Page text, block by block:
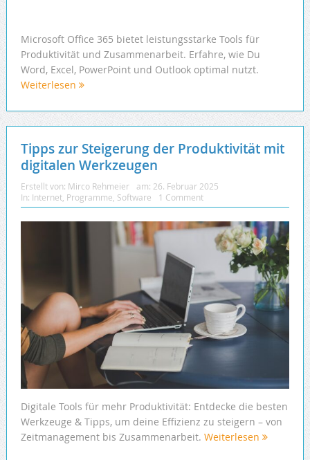
Microsoft Office 365 bietet leistungsstarke Tools für
Produktivität und Zusammenarbeit. Erfahre, wie Du
Word, Excel, PowerPoint und Outlook optimal nutzt.
Weiterlesen
Tipps zur Steigerung der Produktivität mit
digitalen Werkzeugen
Erstellt von: Mirco Rehmeier am: 26. Februar 2025
In: Internet, Programme Software 1 Comment
Digitale Tools für mehr Produktivität: Entdecke die besten
Werkzeuge & Tipps, um deine Effizienz zu steigern – von
Zeitmanagement bis Zusammenarbeit. Weiterlesen